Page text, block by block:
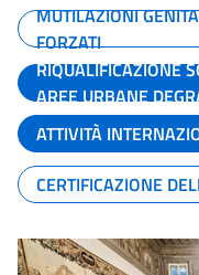
MUTILAZIONI
FORZATI
RIQUALIFICAZIONE
AREE URBANE
ATTIVITÀ
CERTIFICAZIONE